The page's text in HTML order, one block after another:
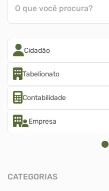
Cidadão
Transparência
O que você procura?
Cidadão
Tabelionato
Contabilidade
Empresa
CATEGORIAS